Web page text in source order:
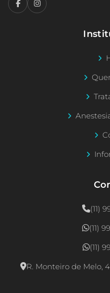
(11)
(11)
(11)
R. Monteiro de Melo,